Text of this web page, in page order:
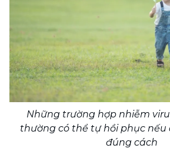
Những trường hợp nhiễm
thường có thể tự hồi phục nếu
đúng cách